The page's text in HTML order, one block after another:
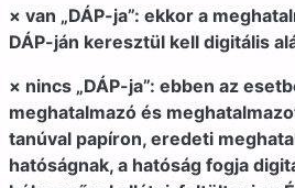
× van „DÁP-ja”: ekkor a
DÁP-ján keresztül kell digitális
× nincs „DÁP-ja”: ebben az
meghatalmazó és
tanúval papíron, eredeti
hatóságnak, a hatóság fogja